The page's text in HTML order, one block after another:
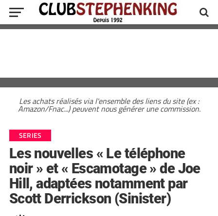
Les achats réalisés via l'ensemble des liens du site (ex :
Amazon/Fnac...) peuvent nous générer une commission.
SERIES
Les nouvelles « Le téléphone
noir » et « Escamotage » de Joe
Hill, adaptées notamment par
Scott Derrickson (Sinister)